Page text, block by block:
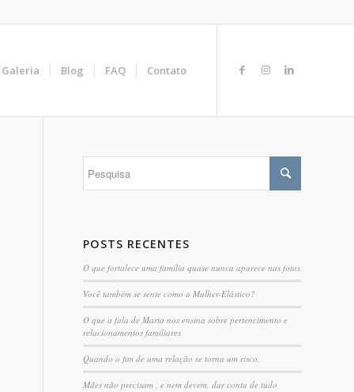
Galeria Blog FAQ Contato
POSTS RECENTES
O que fortalece uma família quase nunca aparece nas fotos
Você também se sente como a Mulher-Elástico?
O que a fala de Marta nos ensina sobre pertencimento e
relacionamentos familiares
Quando o fim de uma relação se torna um risco.
Mães não precisam , e nem devem, dar conta de tudo